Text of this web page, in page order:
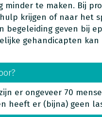
minder te maken. Bij
krijgen of naar het
begeleiding geven bij
gehandicapten
er ongeveer 70
heeft er (bijna) geen